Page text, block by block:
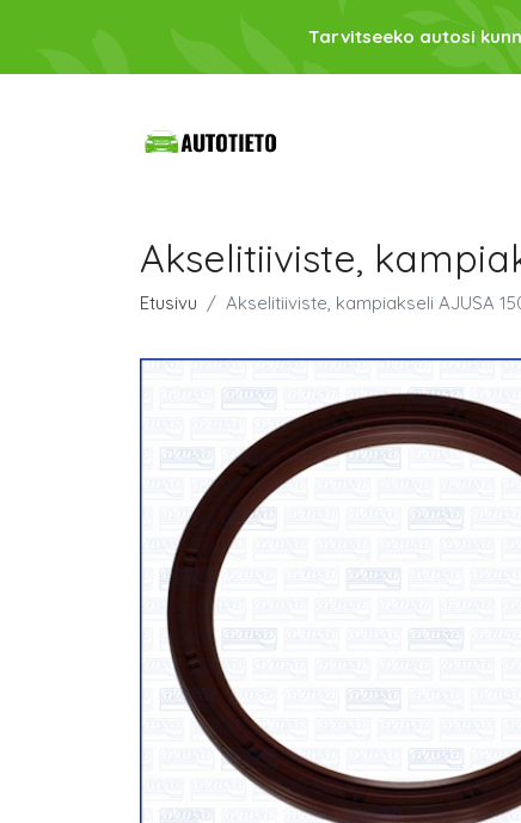
Tarvitseeko autosi
Akselitiiviste,
Etusivu Akselitiiviste, kampiakseli AJUSA